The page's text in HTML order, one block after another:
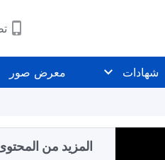
شهادات معرض صور
المزيد من